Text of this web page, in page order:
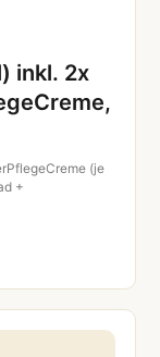
inkl. 2x
(je
+